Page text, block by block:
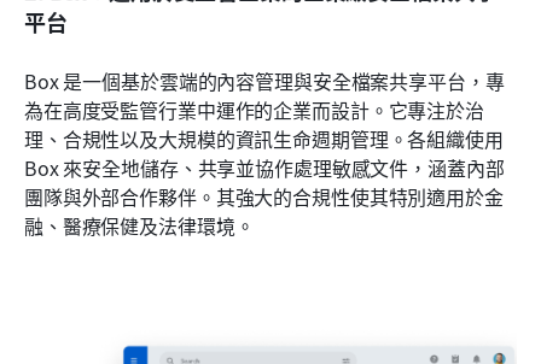
平台
Box 是一個基於雲端的內容管理與安全檔案共享平台，專
為在高度受監管行業中運作的企業而設計。它專注於治
理、合規性以及大規模的資訊生命週期管理。各組織使用
Box 來安全地儲存、共享並協作處理敏感文件，涵蓋內部
團隊與外部合作夥伴。其強大的合規性使其特別適用於金
融、醫療保健及法律環境。